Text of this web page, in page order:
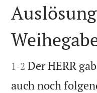


1-2 Der HERR
auch noch